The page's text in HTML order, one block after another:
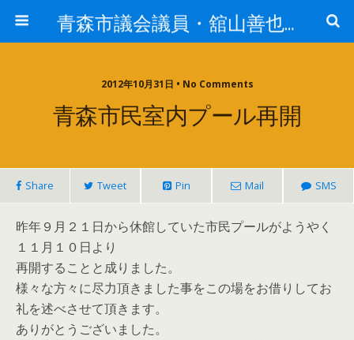
青森市議会議員・舘山善也（たてやまよしや）
2012年10月31日 • No Comments
青森市民室内プール再開
Share Tweet Pin Mail SMS
昨年９月２１日から休館していた市民プールがようやく
１１月１０日より
再開することと成りました。
様々な方々に尽力頂きました事をこの場をお借りしてお
礼を述べさせて頂きます。
ありがとうございました。